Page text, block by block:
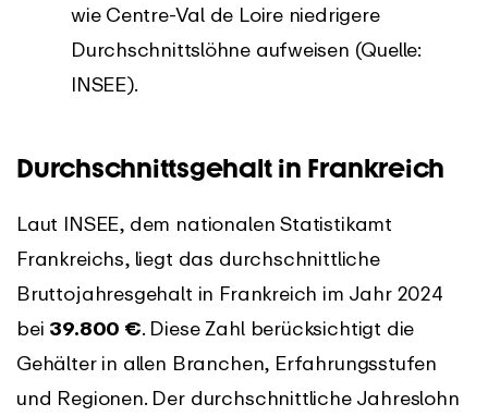
wie Centre-Val de Loire niedrigere
Durchschnittslöhne aufweisen (Quelle:
INSEE).
Durchschnittsgehalt in Frankreich
Laut INSEE, dem nationalen Statistikamt
Frankreichs, liegt das durchschnittliche
Bruttojahresgehalt in Frankreich im Jahr 2024
bei 39.800 €. Diese Zahl berücksichtigt die
Gehälter in allen Branchen, Erfahrungsstufen
und Regionen. Der durchschnittliche Jahreslohn